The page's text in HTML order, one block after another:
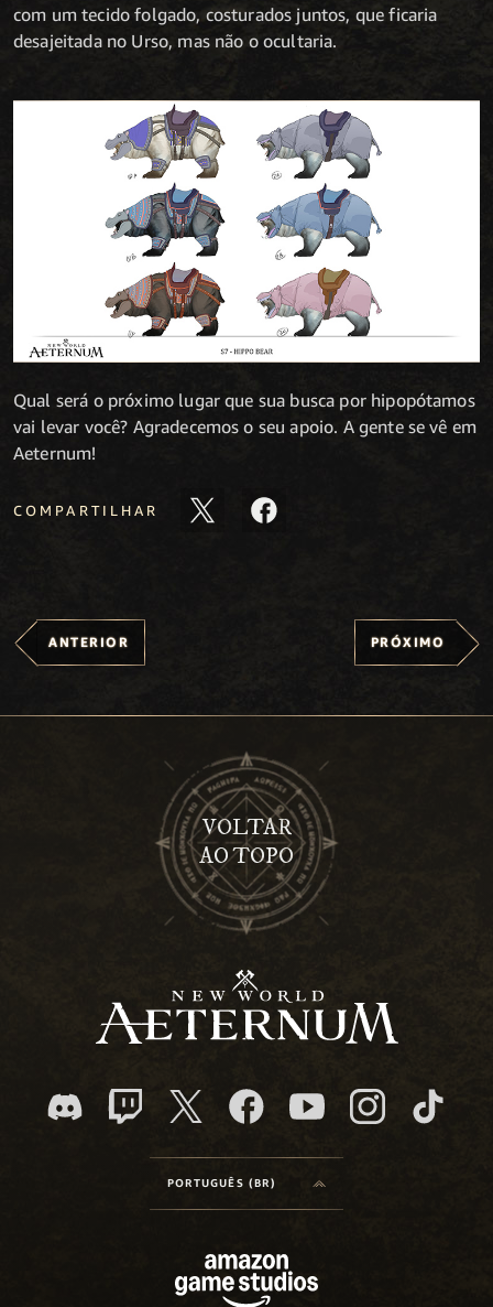
com um tecido folgado, costurados juntos, que ficaria
desajeitada no Urso, mas não o ocultaria.
Qual será o próximo lugar que sua busca por hipopótamos
vai levar você? Agradecemos o seu apoio. A gente se vê em
Aeternum!
COMPARTILHAR
ANTERIOR PRÓXIMO
VOLTAR
AO TOPO
PORTUGUÊS (BR)